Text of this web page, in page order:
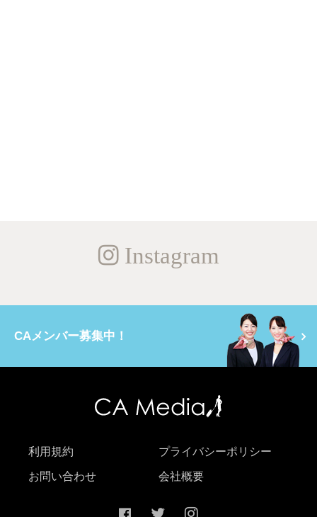
Instagram
CAメンバー募集中！
利用規約 プライバシーポリシー
お問い合わせ 会社概要